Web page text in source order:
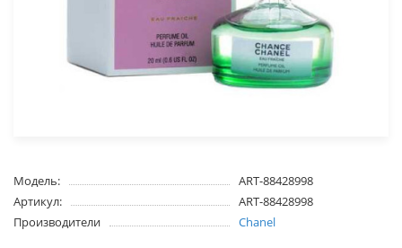
Модель:
ART-88428998
Артикул:
ART-88428998
Производители
Chanel